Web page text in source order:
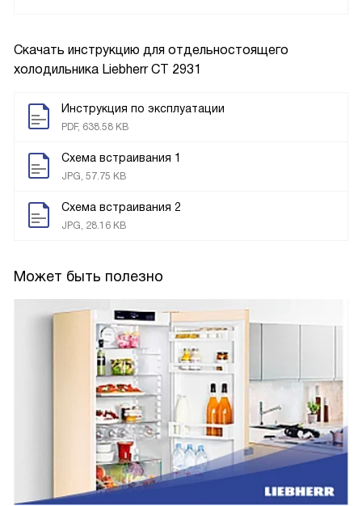
Скачать инструкцию для отдельностоящего
холодильника Liebherr CT 2931
Инструкция по эксплуатации
PDF, 638.58 KB
Схема встраивания 1
JPG, 57.75 KB
Схема встраивания 2
JPG, 28.16 KB
Может быть полезно